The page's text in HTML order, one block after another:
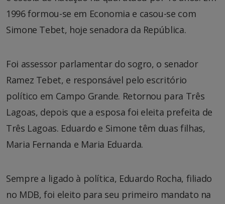
1996 formou-se em Economia e casou-se com
Simone Tebet, hoje senadora da República.
Foi assessor parlamentar do sogro, o senador
Ramez Tebet, e responsável pelo escritório
político em Campo Grande. Retornou para Três
Lagoas, depois que a esposa foi eleita prefeita de
Três Lagoas. Eduardo e Simone têm duas filhas,
Maria Fernanda e Maria Eduarda.
Sempre a ligado à política, Eduardo Rocha, filiado
no MDB, foi eleito para seu primeiro mandato na